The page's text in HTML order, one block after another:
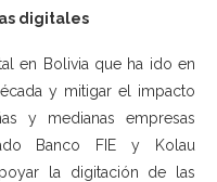
digitales
en Bolivia que ha ido en
y mitigar el impacto
y medianas empresas
Banco FIE y Kolau
la digitación de las